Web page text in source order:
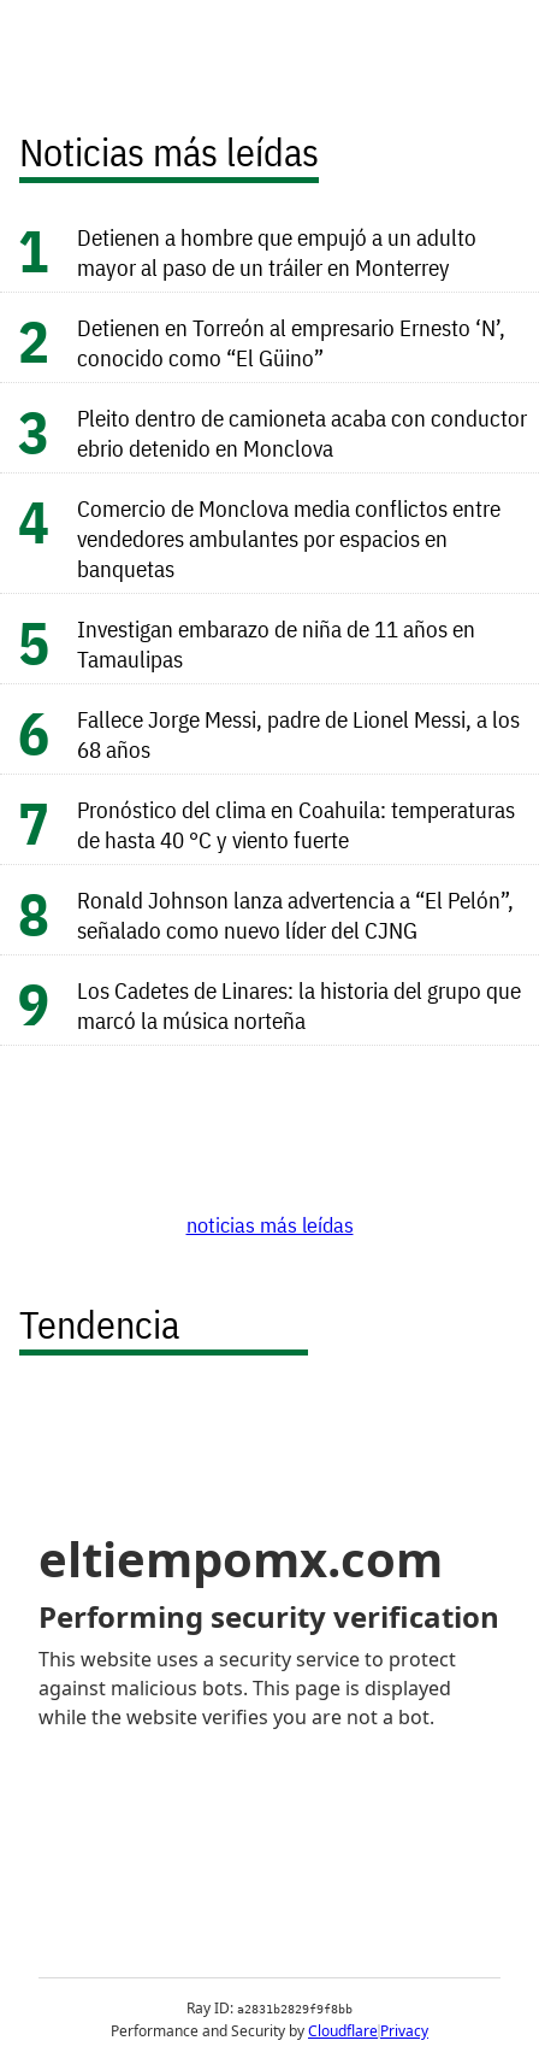
Noticias más leídas
Detienen a hombre que empujó a un adulto
mayor al paso de un tráiler en Monterrey
Detienen en Torreón al empresario Ernesto ‘N’,
conocido como “El Güino”
Pleito dentro de camioneta acaba con conductor
ebrio detenido en Monclova
Comercio de Monclova media conflictos entre
vendedores ambulantes por espacios en
banquetas
Investigan embarazo de niña de 11 años en
Tamaulipas
Fallece Jorge Messi, padre de Lionel Messi, a los
68 años
Pronóstico del clima en Coahuila: temperaturas
de hasta 40 °C y viento fuerte
Ronald Johnson lanza advertencia a “El Pelón”,
señalado como nuevo líder del CJNG
Los Cadetes de Linares: la historia del grupo que
marcó la música norteña
noticias más leídas
Tendencia